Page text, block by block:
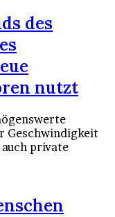
des
nutzt
Geschwindigkeit
private